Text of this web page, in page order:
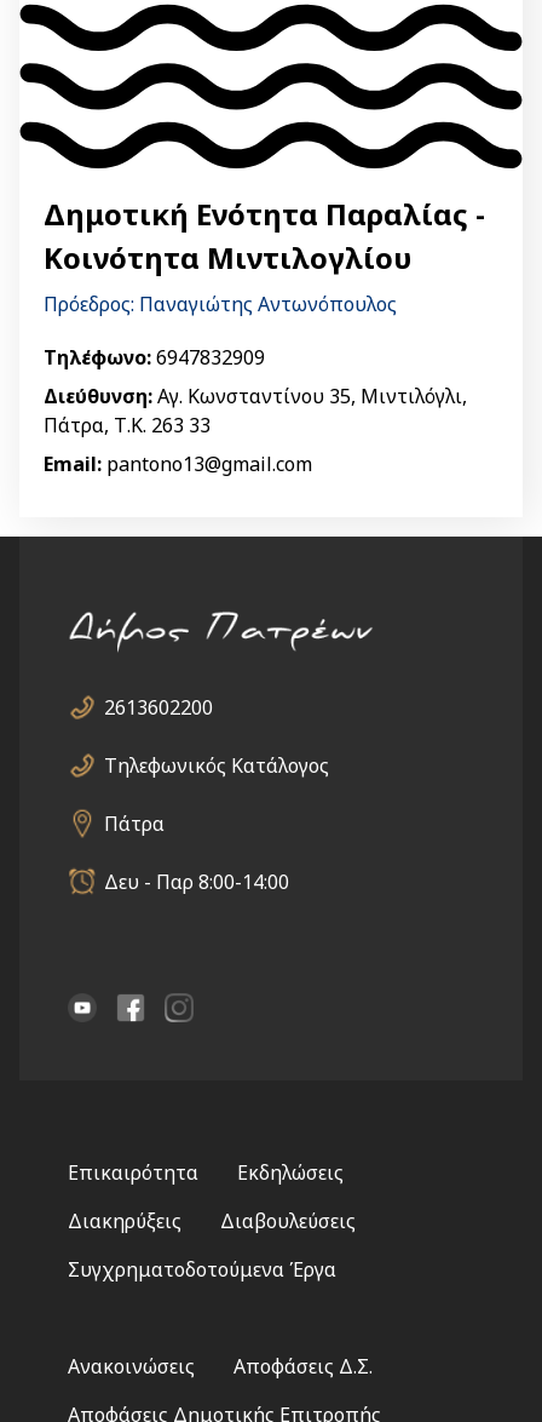
Δημοτική Ενότητα Παραλίας -
Κοινότητα Μιντιλογλίου
Πρόεδρος: Παναγιώτης Αντωνόπουλος
Τηλέφωνο:6947832909
Διεύθυνση:Αγ. Κωνσταντίνου 35, Μιντιλόγλι,
Πάτρα, Τ.Κ. 263 33
Email: pantono13@gmail.com
2613602200
Τηλεφωνικός Κατάλογος
Πάτρα
Δευ - Παρ 8:00-14:00
menu
Επικαιρότητα
Εκδηλώσεις
Διακηρύξεις
Διαβουλεύσεις
Συγχρηματοδοτούμενα Έργα
2
Ανακοινώσεις
Αποφάσεις Δ.Σ.
Αποφάσεις Δημοτικής Επιτροπής